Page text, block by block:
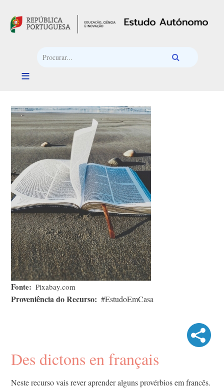
Fonte Pixabay.com
Proveniência do Recurso #EstudoEmCasa
Des dictons en français
Neste recurso vais rever aprender alguns provérbios em francês.